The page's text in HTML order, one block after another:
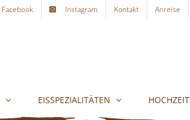
Facebook Instagram Kontakt Anreise
EISSPEZIALITÄTEN HOCHZEIT